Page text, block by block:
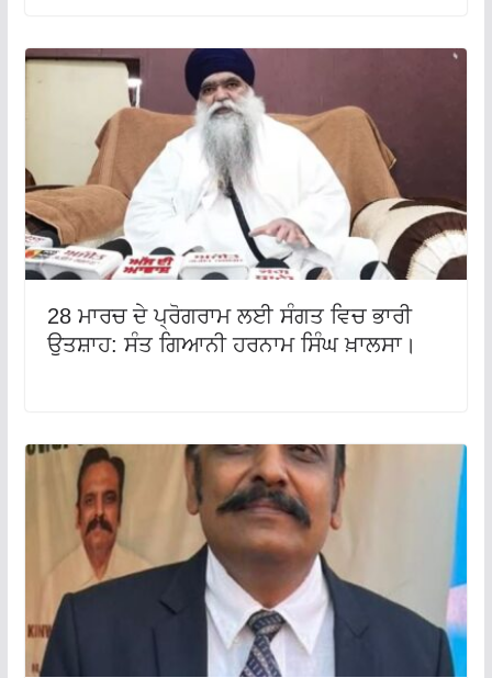
28 ਮਾਰਚ ਦੇ ਪ੍ਰੋਗਰਾਮ ਲਈ ਸੰਗਤ ਵਿਚ ਭਾਰੀ
ਉਤਸ਼ਾਹ: ਸੰਤ ਗਿਆਨੀ ਹਰਨਾਮ ਸਿੰਘ ਖ਼ਾਲਸਾ।